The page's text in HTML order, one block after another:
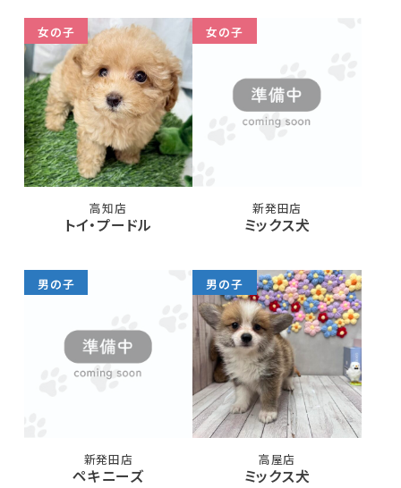
女の子
高知店
トイ・プードル
女の子
新発田店
ミックス犬
男の子
新発田店
ペキニーズ
男の子
高屋店
ミックス犬